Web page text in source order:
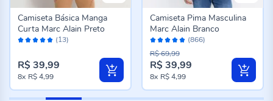
Avaliação: (13)
Camiseta Básica Manga
Curta Marc Alain Preto
R$ 39,99
8x R$ 4,99
Avaliação:
96%
(866)
Camiseta Pima Masculina
Marc Alain Branco
R$ 39,99
R$ 69,99
8x R$ 4,99